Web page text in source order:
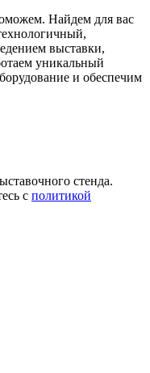
Найдем для вас
выставки,
уникальный
и обеспечим
стенда.
с политикой